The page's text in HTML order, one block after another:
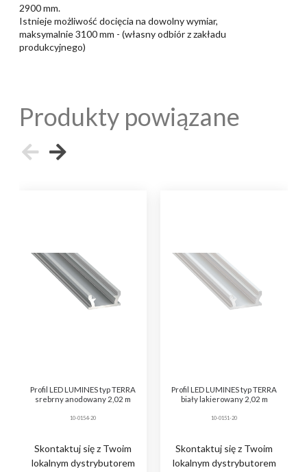
2900 mm.
Istnieje możliwość docięcia na dowolny wymiar,
maksymalnie 3100 mm - (własny odbiór z zakładu
produkcyjnego)
Produkty powiązane
Profil LED LUMINES typ TERRA
srebrny anodowany 2,02 m
10-0154-20
Skontaktuj się z Twoim
lokalnym dystrybutorem
Profil LED LUMINES typ TERRA
biały lakierowany 2,02 m
10-0151-20
Skontaktuj się z Twoim
lokalnym dystrybutorem